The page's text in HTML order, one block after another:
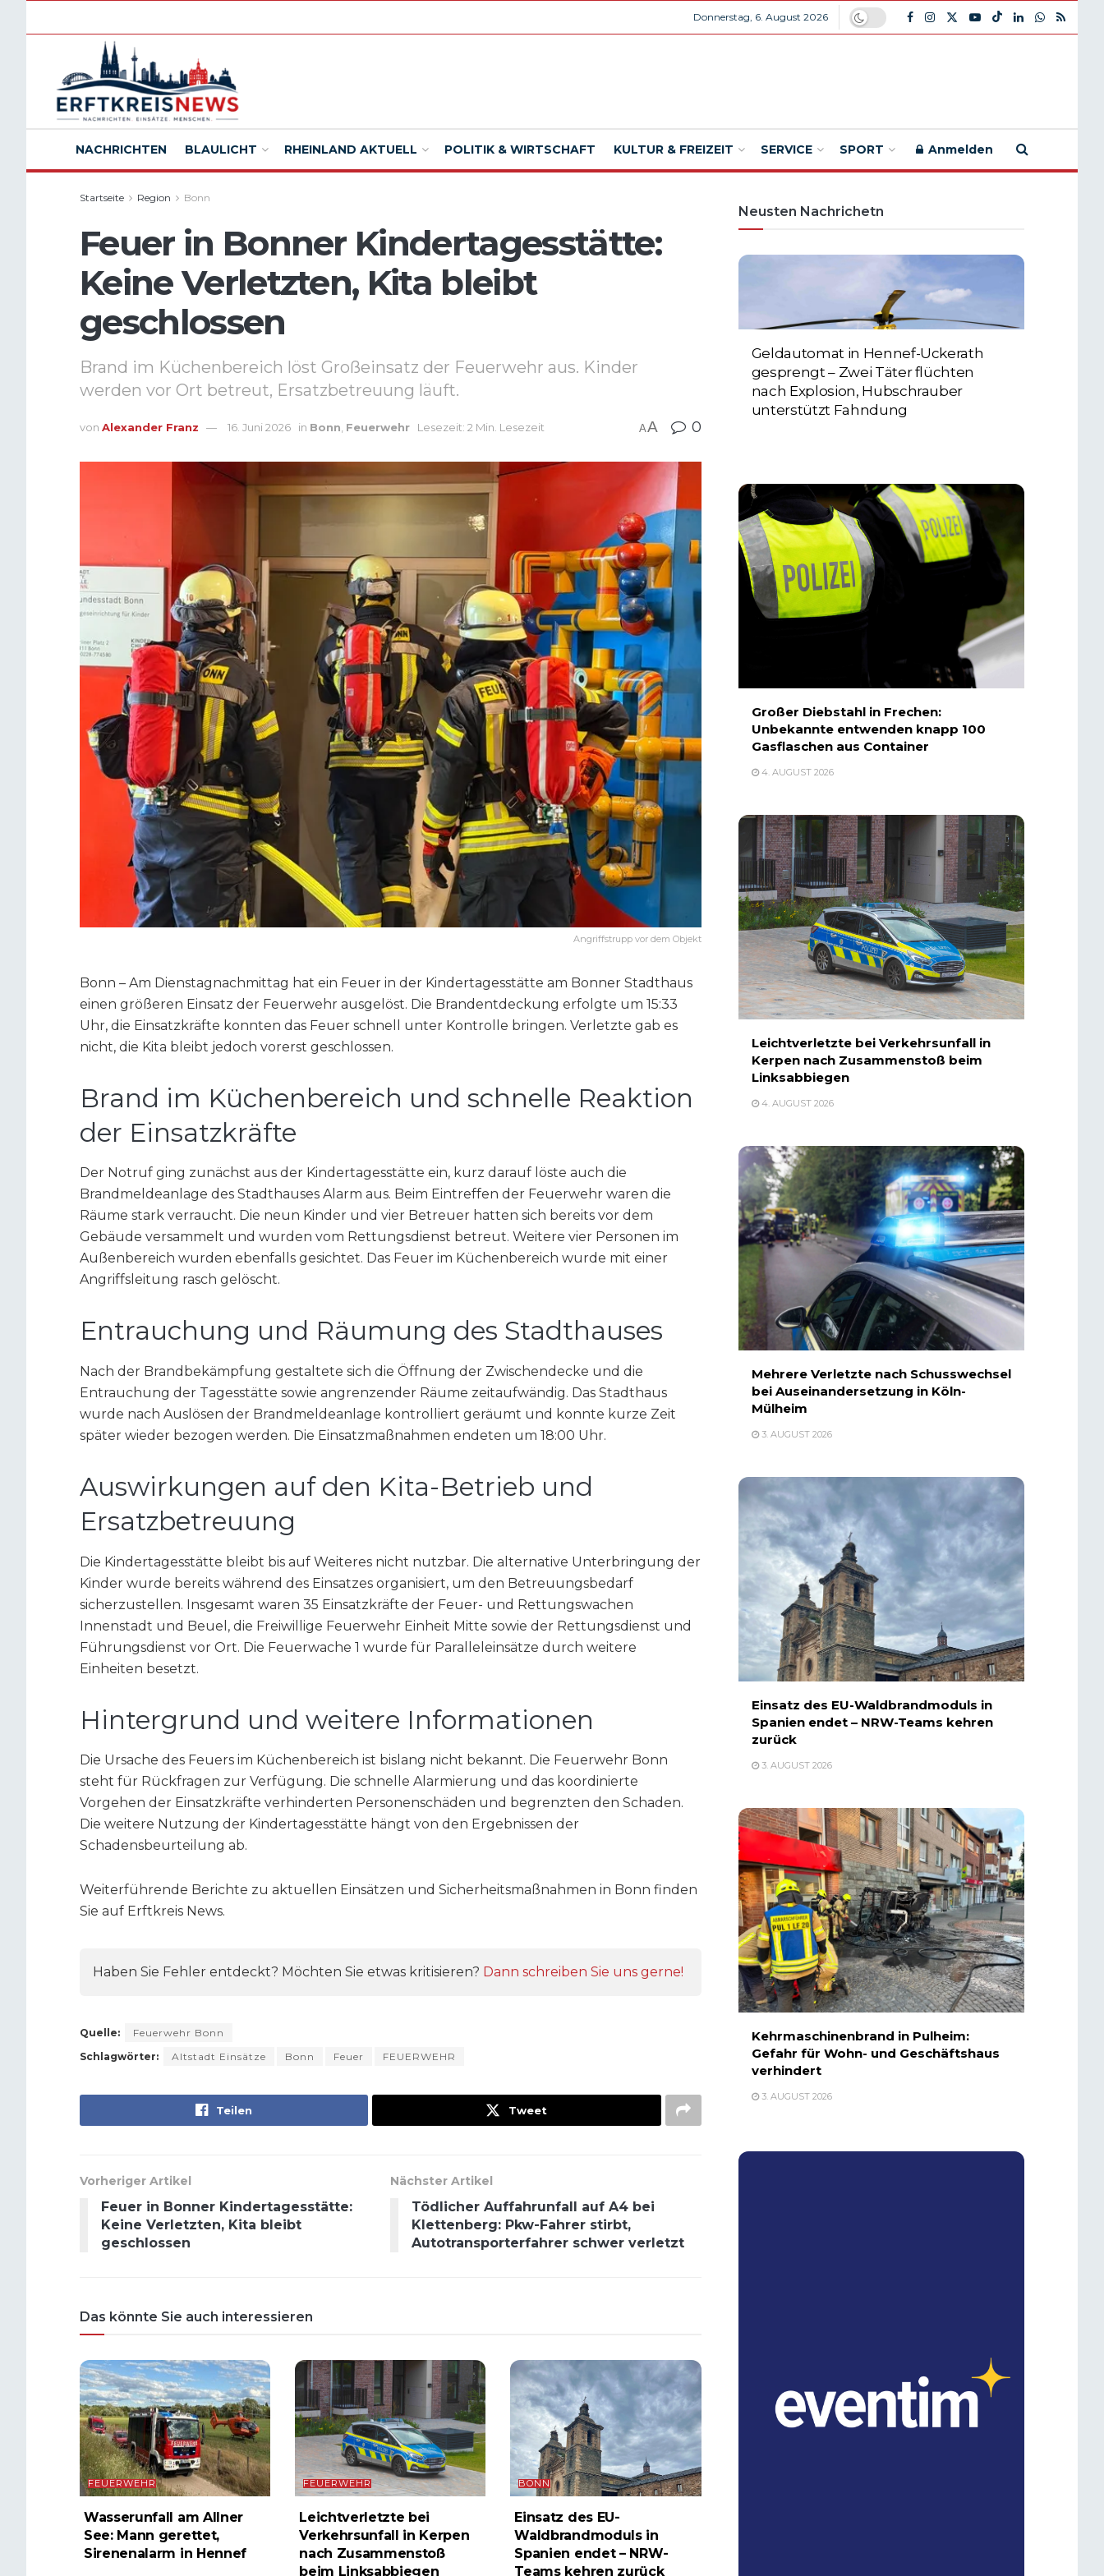
Donnerstag, 6. August 2026
NACHRICHTEN BLAULICHT RHEINLAND AKTUELL POLITIK & WIRTSCHAFT KULTUR & FREIZEIT SERVICE SPORT Anmelden
Startseite Region Bonn
Feuer in Bonner Kindertagesstätte:
Keine Verletzten, Kita bleibt
geschlossen
Brand im Küchenbereich löst Großeinsatz der Feuerwehr aus. Kinder
werden vor Ort betreut, Ersatzbetreuung läuft.
von Alexander Franz 16. Juni 2026 in Bonn, Feuerwehr Lesezeit: 2 Min. Lesezeit AA 0
Angriffstrupp vor dem Objekt
Bonn – Am Dienstagnachmittag hat ein Feuer in der Kindertagesstätte am Bonner Stadthaus
einen größeren Einsatz der Feuerwehr ausgelöst. Die Brandentdeckung erfolgte um 15:33
Uhr, die Einsatzkräfte konnten das Feuer schnell unter Kontrolle bringen. Verletzte gab es
nicht, die Kita bleibt jedoch vorerst geschlossen.
Brand im Küchenbereich und schnelle Reaktion
der Einsatzkräfte
Der Notruf ging zunächst aus der Kindertagesstätte ein, kurz darauf löste auch die
Brandmeldeanlage des Stadthauses Alarm aus. Beim Eintreffen der Feuerwehr waren die
Räume stark verraucht. Die neun Kinder und vier Betreuer hatten sich bereits vor dem
Gebäude versammelt und wurden vom Rettungsdienst betreut. Weitere vier Personen im
Außenbereich wurden ebenfalls gesichtet. Das Feuer im Küchenbereich wurde mit einer
Angriffsleitung rasch gelöscht.
Entrauchung und Räumung des Stadthauses
Nach der Brandbekämpfung gestaltete sich die Öffnung der Zwischendecke und die
Entrauchung der Tagesstätte sowie angrenzender Räume zeitaufwändig. Das Stadthaus
wurde nach Auslösen der Brandmeldeanlage kontrolliert geräumt und konnte kurze Zeit
später wieder bezogen werden. Die Einsatzmaßnahmen endeten um 18:00 Uhr.
Auswirkungen auf den Kita-Betrieb und
Ersatzbetreuung
Die Kindertagesstätte bleibt bis auf Weiteres nicht nutzbar. Die alternative Unterbringung der
Kinder wurde bereits während des Einsatzes organisiert, um den Betreuungsbedarf
sicherzustellen. Insgesamt waren 35 Einsatzkräfte der Feuer- und Rettungswachen
Innenstadt und Beuel, die Freiwillige Feuerwehr Einheit Mitte sowie der Rettungsdienst und
Führungsdienst vor Ort. Die Feuerwache 1 wurde für Paralleleinsätze durch weitere
Einheiten besetzt.
Hintergrund und weitere Informationen
Die Ursache des Feuers im Küchenbereich ist bislang nicht bekannt. Die Feuerwehr Bonn
steht für Rückfragen zur Verfügung. Die schnelle Alarmierung und das koordinierte
Vorgehen der Einsatzkräfte verhinderten Personenschäden und begrenzten den Schaden.
Die weitere Nutzung der Kindertagesstätte hängt von den Ergebnissen der
Schadensbeurteilung ab.
Weiterführende Berichte zu aktuellen Einsätzen und Sicherheitsmaßnahmen in Bonn finden
Sie auf Erftkreis News.
Haben Sie Fehler entdeckt? Möchten Sie etwas kritisieren? Dann schreiben Sie uns gerne!
Quelle:
Feuerwehr Bonn
Schlagwörter:
Altstadt Einsätze Bonn Feuer FEUERWEHR
Teilen Tweet
Vorheriger Artikel
Feuer in Bonner Kindertagesstätte:
Keine Verletzten, Kita bleibt
geschlossen
Nächster Artikel
Tödlicher Auffahrunfall auf A4 bei
Klettenberg: Pkw-Fahrer stirbt,
Autotransporterfahrer schwer verletzt
Das könnte Sie auch interessieren
FEUERWEHR
Wasserunfall am Allner
See: Mann gerettet,
Sirenenalarm in Hennef
FEUERWEHR
Leichtverletzte bei
Verkehrsunfall in Kerpen
nach Zusammenstoß
beim Linksabbiegen
BONN
Einsatz des EU-
Waldbrandmoduls in
Spanien endet – NRW-
Teams kehren zurück
Neusten Nachrichetn
Geldautomat in Hennef-Uckerath
gesprengt – Zwei Täter flüchten
nach Explosion, Hubschrauber
unterstützt Fahndung
Großer Diebstahl in Frechen:
Unbekannte entwenden knapp 100
Gasflaschen aus Container
4. AUGUST 2026
Leichtverletzte bei Verkehrsunfall in
Kerpen nach Zusammenstoß beim
Linksabbiegen
4. AUGUST 2026
Mehrere Verletzte nach Schusswechsel
bei Auseinandersetzung in Köln-
Mülheim
3. AUGUST 2026
Einsatz des EU-Waldbrandmoduls in
Spanien endet – NRW-Teams kehren
zurück
3. AUGUST 2026
Kehrmaschinenbrand in Pulheim:
Gefahr für Wohn- und Geschäftshaus
verhindert
3. AUGUST 2026